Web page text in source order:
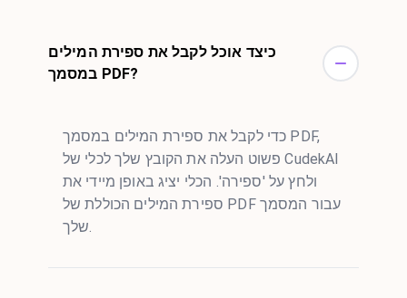
כיצד אוכל לקבל את ספירת המילים
במסמך PDF?
כדי לקבל את ספירת המילים במסמך PDF,
פשוט העלה את הקובץ שלך לכלי של CudekAI
ולחץ על 'ספירה'. הכלי יציג באופן מיידי את
ספירת המילים הכוללת של PDF עבור המסמך
שלך.